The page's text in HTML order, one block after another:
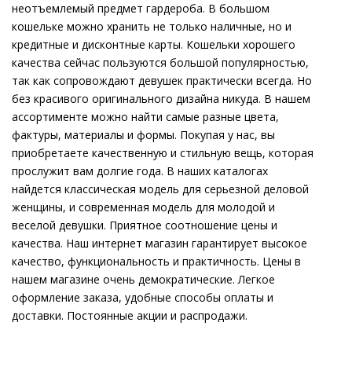
неотъемлемый предмет гардероба. В большом
кошельке можно хранить не только наличные, но и
кредитные и дисконтные карты. Кошельки хорошего
качества сейчас пользуются большой популярностью,
так как сопровождают девушек практически всегда. Но
без красивого оригинального дизайна никуда. В нашем
ассортименте можно найти самые разные цвета,
фактуры, материалы и формы. Покупая у нас, вы
приобретаете качественную и стильную вещь, которая
прослужит вам долгие года. В наших каталогах
найдется классическая модель для серьезной деловой
женщины, и современная модель для молодой и
веселой девушки. Приятное соотношение цены и
качества. Наш интернет магазин гарантирует высокое
качество, функциональность и практичность. Цены в
нашем магазине очень демократические. Легкое
оформление заказа, удобные способы оплаты и
доставки. Постоянные акции и распродажи.